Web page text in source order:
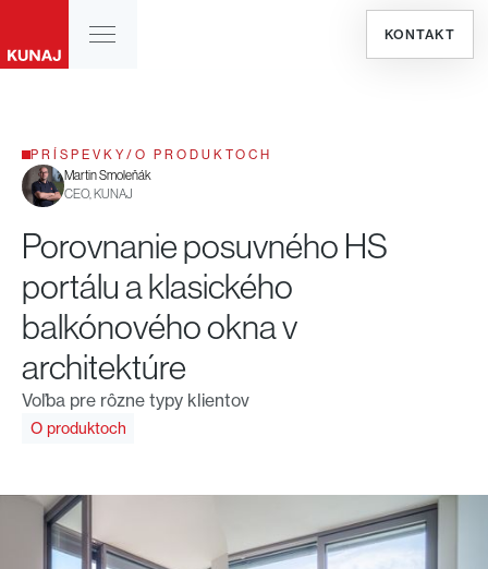
KONTAKT
PRÍSPEVKY / O PRODUKTOCH
Martin Smoleňák
CEO, KUNAJ
Porovnanie posuvného HS
portálu a klasického
balkónového okna v
architektúre
Voľba pre rôzne typy klientov
O produktoch